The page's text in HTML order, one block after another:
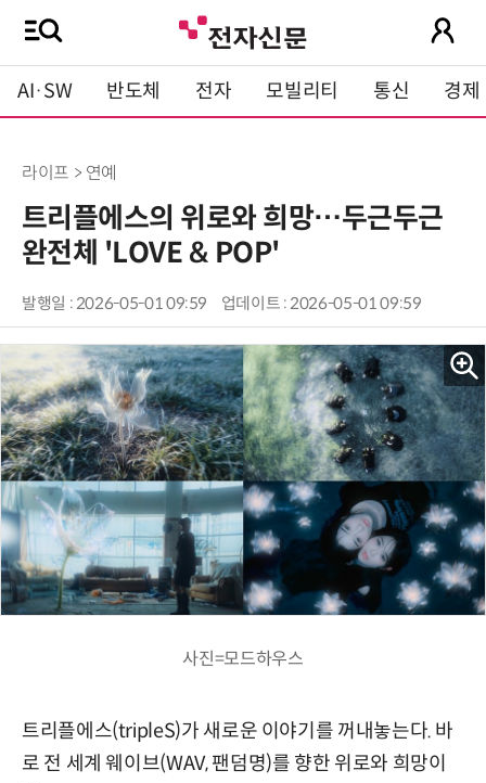
AI·SW 반도체 전자 모빌리티 통신 경제
라이프 > 연예
트리플에스의 위로와 희망…두근두근
완전체 'LOVE & POP'
발행일 : 2026-05-01 09:59 업데이트 : 2026-05-01 09:59
사진=모드하우스
트리플에스(tripleS)가 새로운 이야기를 꺼내놓는다. 바
로 전 세계 웨이브(WAV, 팬덤명)를 향한 위로와 희망이